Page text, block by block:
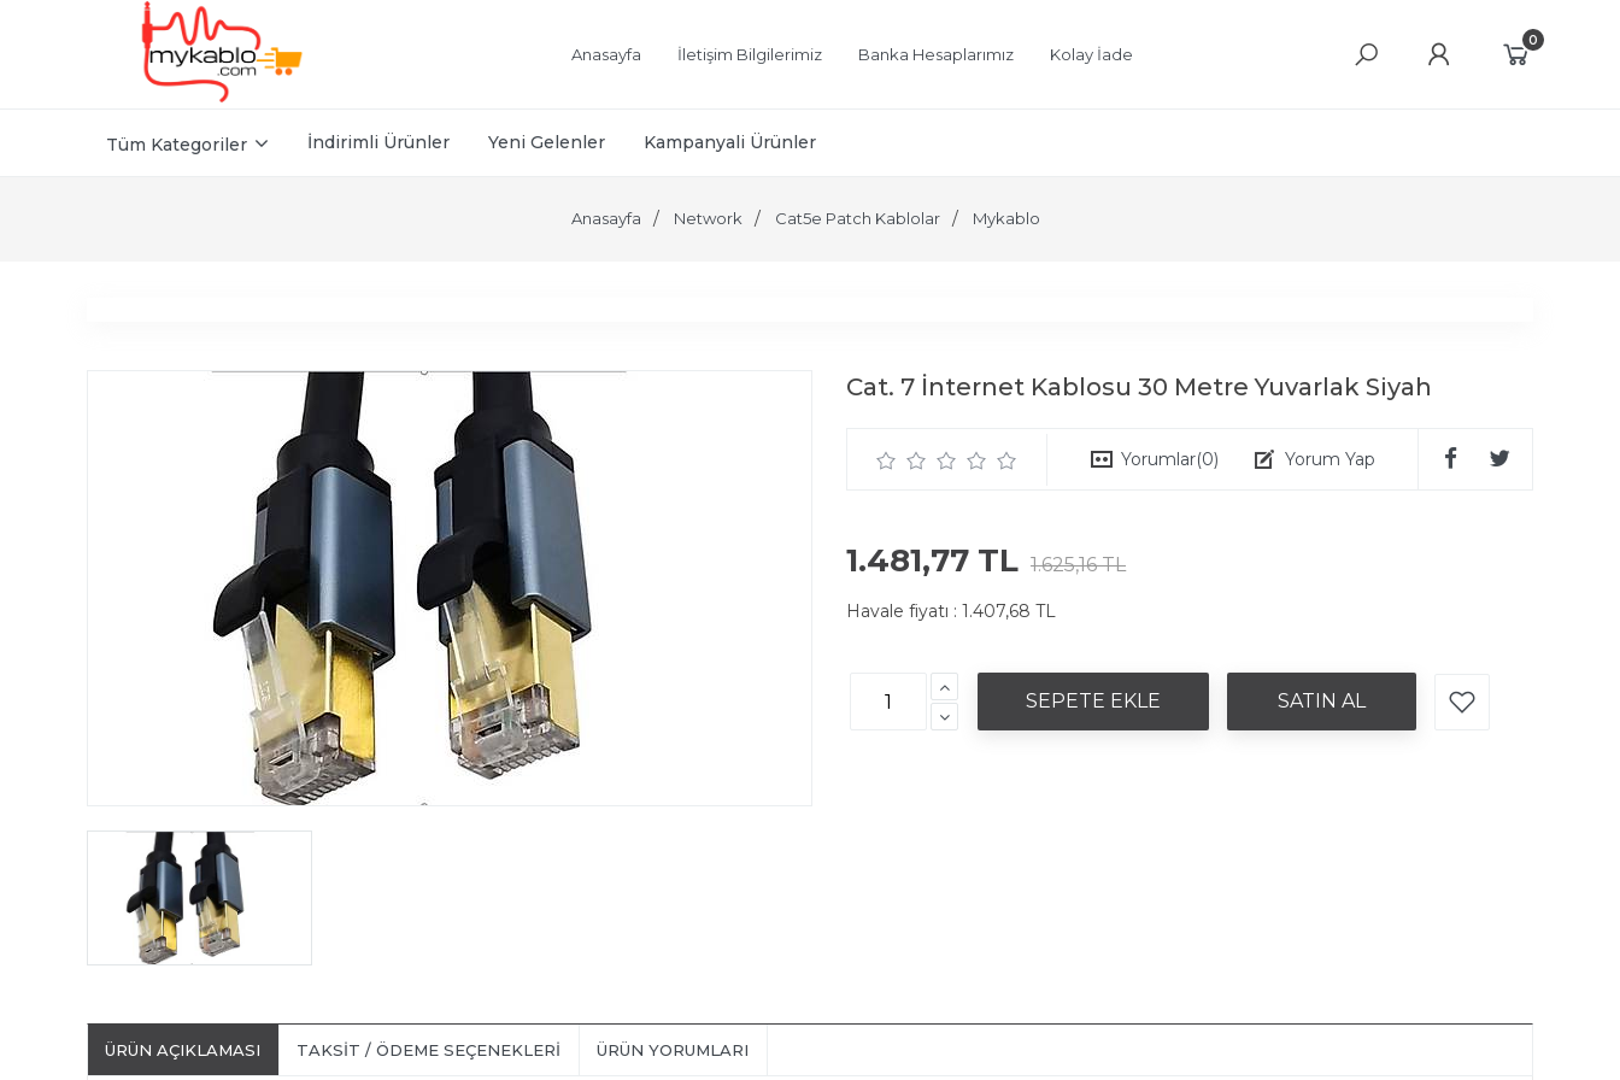
Anasayfa İletişim Bilgilerimiz Banka Hesaplarımız Kolay İade
0
Tüm Kategoriler İndirimli Ürünler Yeni Gelenler Kampanyali Ürünler
Anasayfa Network Cat5e Patch Kablolar Mykablo
Cat. 7 İnternet Kablosu 30 Metre Yuvarlak Siyah
Yorumlar(0) Yorum Yap
1.481,77 TL 1.625,16 TL
Havale fiyatı : 1.407,68 TL
ÜRÜN AÇIKLAMASI TAKSIT / ÖDEME SEÇENEKLERI ÜRÜN YORUMLARI